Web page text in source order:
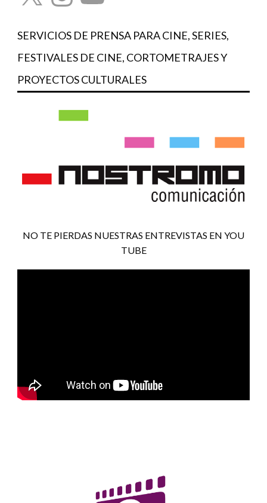
SERVICIOS DE PRENSA PARA CINE, SERIES,
FESTIVALES DE CINE, CORTOMETRAJES Y
PROYECTOS CULTURALES
NO TE PIERDAS NUESTRAS ENTREVISTAS EN YOU
TUBE